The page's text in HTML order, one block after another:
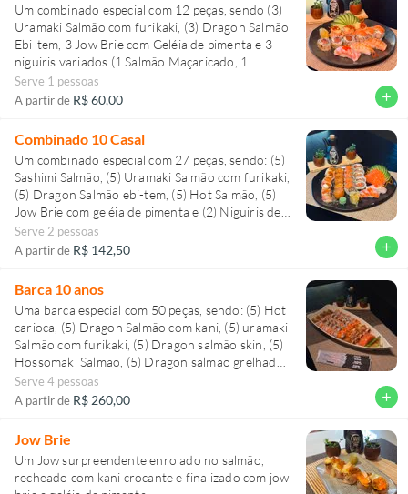
Um combinado especial com 12 peças, sendo (3)
Uramaki Salmão com furikaki, (3) Dragon Salmão
Ebi-tem, 3 Jow Brie com Geléia de pimenta e 3
niguiris variados (1 Salmão Maçaricado, 1
camarão e 1 de Barriga de salmão com ovas e
azeite trufado). Sensacional!
Serve 1 pessoas
A partir de R$ 60,00 add
Combinado 10 Casal
Um combinado especial com 27 peças, sendo: (5)
Sashimi Salmão, (5) Uramaki Salmão com furikaki,
(5) Dragon Salmão ebi-tem, (5) Hot Salmão, (5)
Jow Brie com geléia de pimenta e (2) Niguiris de
Barriga de Salmão com ovas e azeite trufado.
Surpreendente!
Serve 2 pessoas
A partir de R$ 142,50 add
Barca 10 anos
Uma barca especial com 50 peças, sendo: (5) Hot
carioca, (5) Dragon Salmão com kani, (5) uramaki
Salmão com furikaki, (5) Dragon salmão skin, (5)
Hossomaki Salmão, (5) Dragon salmão grelhado,
(5) Jow siciliano, (5) Jow Brie com geleia de
pimenta, (5) Jow ebi-tem e (5) Sashimi Salmão
Serve 4 pessoas
A partir de R$ 260,00 add
Jow Brie
Um Jow surpreendente enrolado no salmão,
recheado com kani crocante e finalizado com jow